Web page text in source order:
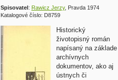
Spisovatel : Rawicz Jerzy, Pravda 1974
Katalogové číslo: D8759
Historický
životopisný román
napísaný na základe
archívnych
dokumentov, ako aj
ústnych či